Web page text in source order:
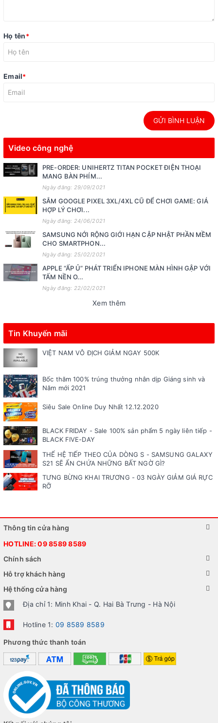
Họ tên*
Email*
GỬI BÌNH LUẬN
Video công nghệ
PRE-ORDER: UNIHERTZ TITAN POCKET ĐIỆN THOẠI
MANG BÀN PHÍM...
Ngày đăng: 29/09/2021
SẮM GOOGLE PIXEL 3XL/4XL CŨ ĐỂ CHƠI GAME: GIÁ
HỢP LÝ CHƠI...
Ngày đăng: 24/06/2021
SAMSUNG NỚI RỘNG GIỚI HẠN CẬP NHẬT PHẦN MỀM
CHO SMARTPHON...
Ngày đăng: 25/02/2021
APPLE “ẤP Ủ” PHÁT TRIỂN IPHONE MÀN HÌNH GẬP VỚI
TẤM NỀN O...
Ngày đăng: 22/02/2021
Xem thêm
Tin Khuyến mãi
VIỆT NAM VÔ ĐỊCH GIẢM NGAY 500K
Bốc thăm 100% trúng thưởng nhân dịp Giáng sinh và
Năm mới 2021
Siêu Sale Online Duy Nhất 12.12.2020
BLACK FRIDAY - Sale 100% sản phẩm 5 ngày liên tiếp -
BLACK FIVE-DAY
THẾ HỆ TIẾP THEO CỦA DÒNG S - SAMSUNG GALAXY
S21 SẼ ẨN CHỨA NHỮNG BẤT NGỜ GÌ?
TƯNG BỪNG KHAI TRƯƠNG - 03 NGÀY GIẢM GIÁ RỰC
RỠ
Thông tin cửa hàng
HOTLINE:09 8589 8589
Chính sách
Hỗ trợ khách hàng
Hệ thống cửa hàng
Địa chỉ 1: Minh Khai - Q. Hai Bà Trưng - Hà Nội
Hotline 1: 09 8589 8589
Phương thức thanh toán